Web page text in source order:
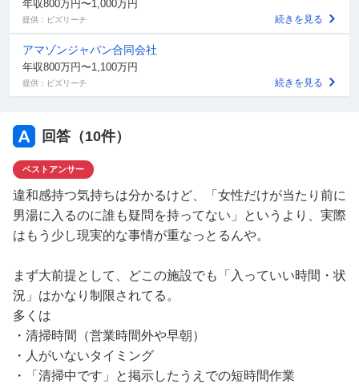
年収800万円〜1,000万円
提供：ビズリーチ 続きを見る
アマゾンジャパン合同会社
年収800万円〜1,100万円
提供：ビズリーチ 続きを見る
回答（10件）
ベストアンサー
違和感持つ気持ちは分かるけど、「女性だけが当たり前に
男湯に入るのに誰も疑問を持ってない」というより、実際
はもう少し現実的な事情が重なっとるんや。
まず大前提として、どこの施設でも「入っていい時間・状
況」はかなり制限されてる。
多くは
・清掃時間（営業時間外や早朝）
・人がいないタイミング
・「清掃中です」と掲示したうえでの短時間作業